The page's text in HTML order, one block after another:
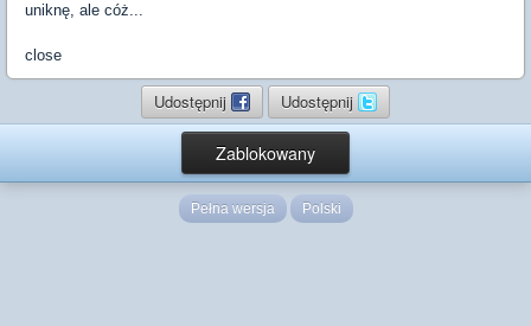
uniknę, ale cóż...
close
Udostępnij Udostępnij
Zablokowany
Pełna wersja Polski